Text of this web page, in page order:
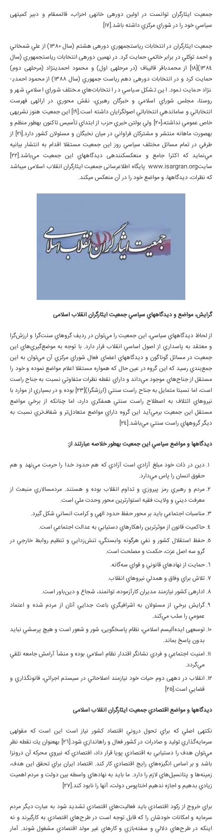
جمعیت ايثارگران توانست در اولين دوره­ی خانه­ی احزاب، قائم­مقام و دبير كميته­ی
سياسي خود را در شوراي مركزي داشته باشد.[17]
جمعيت ايثارگران در انتخابات رياست­جمهوري دوره­ی هشتم (سال 1380) از علي شمخاني
و احمد توكلي در برابر خاتمي حمايت كرد. در نهمين دوره­ی انتخابات رياست­جمهوري (سال
1384)[18] از محمدباقر قاليباف (در مرحله­ی اول) و محمود احمدي­نژاد (مرحله­ی دوم)
حمايت كرد و در انتخابات دوره­ی دهم رياست جمهوري (سال 1388) از محمود احمدي­
نژاد حمایت نمود. اين تشكل سياسي در انتخابات‌هاي مختلف شوراي اسلامي شهر و
روستا، مجلس شوراي اسلامي و خبرگان رهبري، نقش محوري در ارائه­ی فهرست
انتخاباتي و ساماندهي انتخاباتي اصول­گرايان داشته است.[19] اين جمعيت هنوز نشريه­ی
خاص عمومي نداشته،[20] ولي بولتن خبري حزب از ابتداي تأسيس تاكنون به­طور منظم و
به­صورت ماهانه منتشر و مشتركان فراواني در ميان نخبگان و مسئولان كشور دارد.[21] از
طرفي در تمام مسائل مختلف سياسي روز اين جمعيت مستقلا اقدام به انتشار بيانيه
مي‌نمايد كه اكثرا جامع و منعكس­كننده­ی ديدگاه­هاي اين جمعيت مي‌باشد.[22]
سایتwww.isargran.org پایگاه اطلاع­رسانی جمعيت ايثارگران انقلاب اسلامی می­باشد
که نظرات، دیدگاه­ها، و مواضع خود را در آن منعکس می­کند.
گرايش، مواضع و ديدگاه­هاي سياسي جمعيت ايثارگران انقلاب اسلامی
از لحاظ ديدگاه­هاي سياسي، اين جمعيت را مي‌توان در رديف گروهاي سنت‌گرا و ارزش‌گرا
و معتقد به پاسداري از اصول اساسي انقلاب قرار دارد. با توجه به موضع‌گيري‌هاي اين
جمعيت در مسائل گوناگون و ديدگاه­هاي اعضاي فعال شوراي مركزي آن مي‌توان به اين
جمع‌بندي رسيد كه اين گروه در عين حال كه همواره مستقلا اعلام مواضع نموده و خود را
مستقل از جناح‌هاي موجود مي‌داند و داراي نقطه نظرات متفاوتي نسبت به جناح راست
است، اما نسبتا متمايل به جناح راست سنتي (ارزش­گرا)[23] بوده و در بسياري از موارد با
نيروهاي ائتلاف به اصطلاح راست سنتي هم­فكري دارد، اما چنان­كه از برخي مواضع
مستقل اين جمعيت بر‌مي‌آيد اين گروه داراي مواضع متعادل‌تر و شفاف‌تري نسبت به
ديگر گروه­هاي راست سنتي مي‌باشد.[24]
ديدگاه­ها و مواضع سياسي اين جمعيت به­طور خلاصه عبارتند از:
دين در ذات خود مبلغ آزادي است آزادي كه هم حدود خدا را حرمت مي‌نهد و هم
حقوق انسان را پاس مي‌دارد.
مردم و رهبري رمز پيروزي و تداوم انقلاب بوده و هستند. مردم­سالاري منبعث از
معرفت ديني و ولايت فقيه استوارترين محور وحدت ملي است.
مناسبات اجتماعي بايد بر محور حفظ حدود الهي و كرامت انساني شكل گيرد.
حاكميت قانون از موثرترين راهكارهاي دستيابي به عدالت اجتماعي است.
حفظ استقلال كشور و نفي هرگونه وابستگي، تنش‌زدايي و تنظيم روابط خارجي در
گرو سه اصل عزت، حكمت و مصلحت است.
حمايت از نهادهاي قانوني و قواي سه‌گانه.
تلاش براي وفاق و همدلي نيروهاي انقلاب.
اداره­ی كشور نيازمند مديران كارآزموده، توانمند، شجاع و دين‌باور است.
گرايش برخي از مسئولان به اشرافي­گري باعث جدايي آنان از مردم شده و اعتماد
عمومي را سلب مي‌كند.
توسعه­ی ايده‌آليسم اسلامي، نظام پاسخگويی، شور و شعور است و هيچ پرسشي نبايد
بدون پاسخ بماند.
امنيت اجتماعي و فردي نشان­گر اقتدار نظام اسلامي بوده و منشأ آرامش جامعه تلقي
مي‌گردد.
انقلاب در دهه­ی دوم حيات خود نيازمند اصلاحاتي در سيستم اجرائي، قانون­گذاري و
قضايي است.[25]
ديدگاه­ها و مواضع اقتصادي جمعيت ايثارگران انقلاب اسلامی
نكته­ی اصلي كه براي تحول دروني اقتصاد كشور نياز است اين است كه مقوله­ی
سرمايه‌گذاري توليد و صادرات در كشور فعال و راه­اندازي شود.[26] به­عنوان يك نقطه نظر
مي‌توان هدف را دستيابي به اقتصادي پويا قرار داد، افتصادي كه نيروي محركه آن درونزا
باشد و بر اساس انگيزه‌هاي رايج اقتصادي كار كند. اقتصاد ايران براي تحقق اين هدف،
زمينه‌ها و پتانسيل‌هاي لازم را دارد. ما بايد به نهادهاي واسطه بين دولت و مردم اهميت
زيادي بدهيم و اجازه ندهيم اختاپوس دولت، آنها را نابود كند.[27]
براي خروج از ركود اقتصادي بايد فعاليت‌هاي اقتصادي تشديد شود به­ عبارت ديگر مردم
سرمايه و امكانات خودشان را كه قابل توجه است در طرح‌هاي اقتصادي به كارگيرند و نه
اين­كه در طرح‌هاي دلالي و سفته‌بازي و كارهاي غير مولد اقتصادي مشغول شوند. آمار